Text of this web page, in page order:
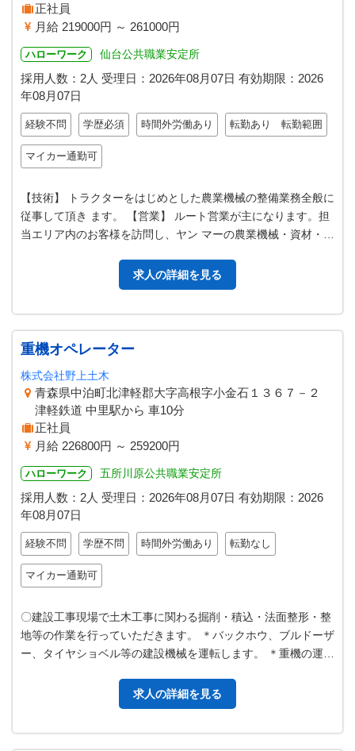
正社員
月給 219000円 ～ 261000円
ハローワーク 仙台公共職業安定所
採用人数：2人 受理日： 2026年08月07日 有効期限： 2026
年08月07日
経験不問 学歴必須 時間外労働あり 転勤あり 転勤範囲
マイカー通勤可
【技術】 トラクターをはじめとした農業機械の整備業務全般に
従事して頂き ます。 【営業】 ルート営業が主になります。担
当エリア内のお客様を訪問し、ヤン マーの農業機械・資材・部
求人の詳細を見る
重機オペレーター
株式会社野上土木
青森県中泊町北津軽郡大字高根字小金石１３６７－２
津軽鉄道 中里駅から 車10分
正社員
月給 226800円 ～ 259200円
ハローワーク 五所川原公共職業安定所
採用人数：2人 受理日： 2026年08月07日 有効期限： 2026
年08月07日
経験不問 学歴不問 時間外労働あり 転勤なし
マイカー通勤可
〇建設工事現場で土木工事に関わる掘削・積込・法面整形・整
地等の作業を行っていただきます。 ＊バックホウ、ブルドーザ
ー、タイヤショベル等の建設機械を運転します。 ＊重機の運転
求人の詳細を見る